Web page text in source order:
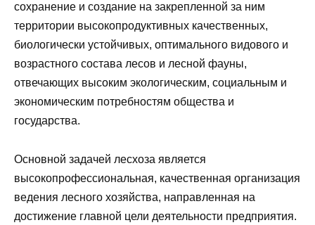
сохранение и создание на закрепленной за ним
территории высокопродуктивных качественных,
биологически устойчивых, оптимального видового и
возрастного состава лесов и лесной фауны,
отвечающих высоким экологическим, социальным и
экономическим потребностям общества и
государства.
Основной задачей лесхоза является
высокопрофессиональная, качественная организация
ведения лесного хозяйства, направленная на
достижение главной цели деятельности предприятия.